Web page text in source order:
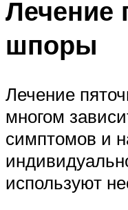
Лечение
шпоры
Лечение
многом
симптомов и
используют